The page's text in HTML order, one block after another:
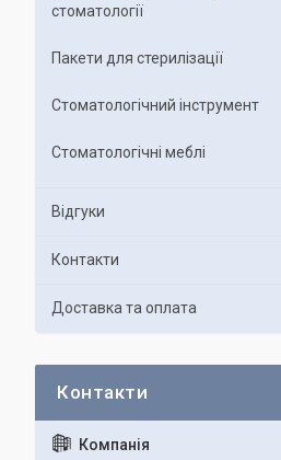
стоматології
Пакети для стерилізації
Стоматологічний інструмент
Стоматологічні меблі
Відгуки
Контакти
Доставка та оплата